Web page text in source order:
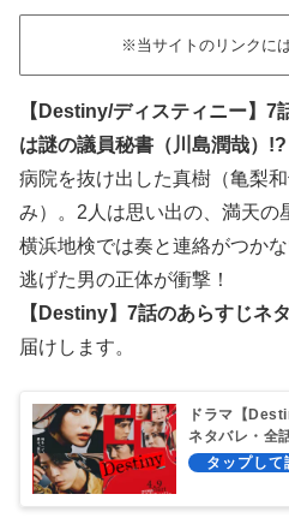
※当サイトのリンクに
【Destiny/ディスティニー】7
は謎の議員秘書（川島潤哉）!?
病院を抜け出した真樹（亀梨
み）。2人は思い出の、満天の
横浜地検では奏と連絡がつか
逃げた男の正体が衝撃！
【Destiny】7話のあらすじネ
届けします。
ドラマ【
ネタバレ・全
とめ！